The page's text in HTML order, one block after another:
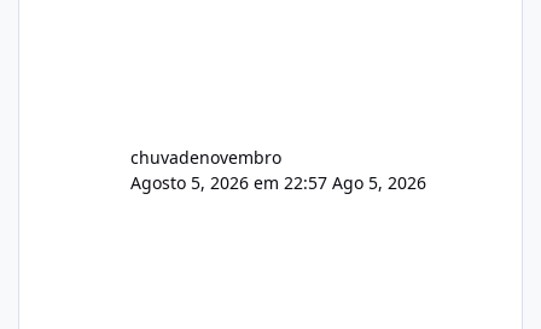
chuvadenovembro
Agosto 5, 2026 em 22:57 Ago 5, 2026